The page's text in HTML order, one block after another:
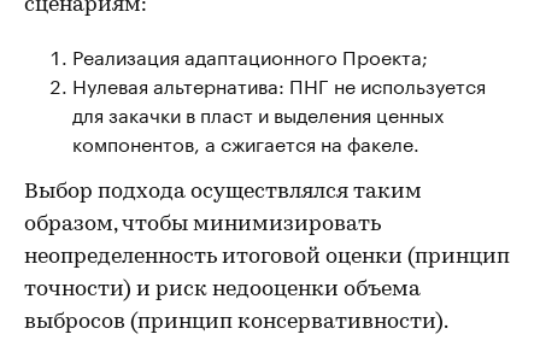
сценариям:
Реализация адаптационного Проекта;
Нулевая альтернатива: ПНГ не используется
для закачки в пласт и выделения ценных
компонентов, а сжигается на факеле.
Выбор подхода осуществлялся таким
образом, чтобы минимизировать
неопределенность итоговой оценки (принцип
точности) и риск недооценки объема
выбросов (принцип консервативности).